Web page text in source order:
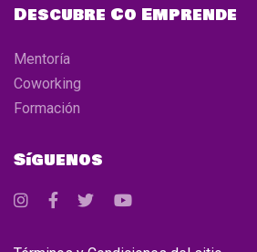
Descubre Co Emprende
Mentoría
Coworking
Formación
Síguenos